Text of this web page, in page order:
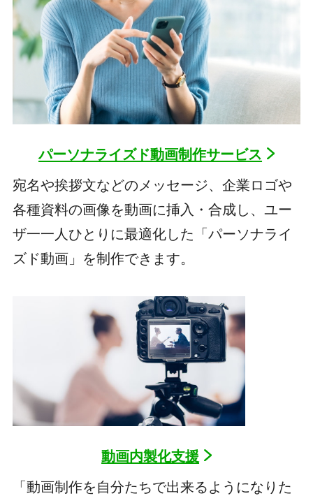
パーソナライズド動画制作サービス
宛名や挨拶文などのメッセージ、企業ロゴや
各種資料の画像を動画に挿入・合成し、ユー
ザ一一人ひとりに最適化した「パーソナライ
ズド動画」を制作できます。
動画内製化支援
「動画制作を自分たちで出来るようになりた